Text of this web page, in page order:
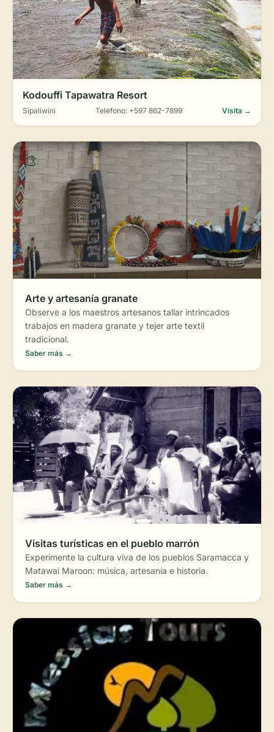
Kodouffi Tapawatra Resort
Sipaliwini Teléfono: +597 862-7899 Visita →
🎨
Arte y artesanía granate
Observe a los maestros artesanos tallar intrincados
trabajos en madera granate y tejer arte textil
tradicional.
Saber más →
🥁
Visitas turísticas en el pueblo marrón
Experimente la cultura viva de los pueblos Saramacca y
Matawai Maroon: música, artesanía e historia.
Saber más →